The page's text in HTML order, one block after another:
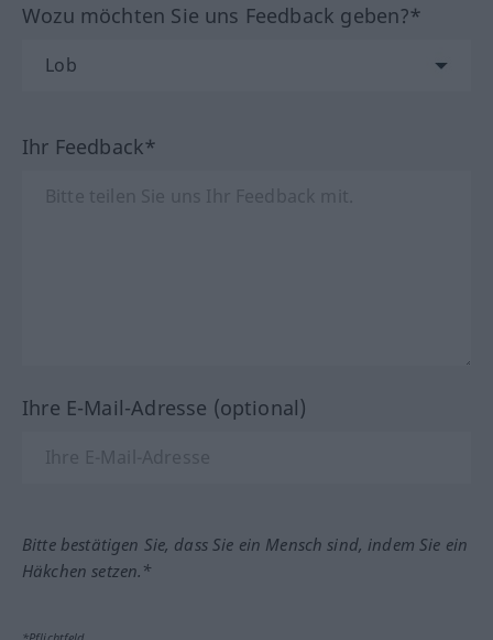
Wozu möchten Sie uns Feedback geben?*
Ihr Feedback*
Ihre E-Mail-Adresse (optional)
Bitte bestätigen Sie, dass Sie ein Mensch sind, indem Sie ein
Häkchen setzen.*